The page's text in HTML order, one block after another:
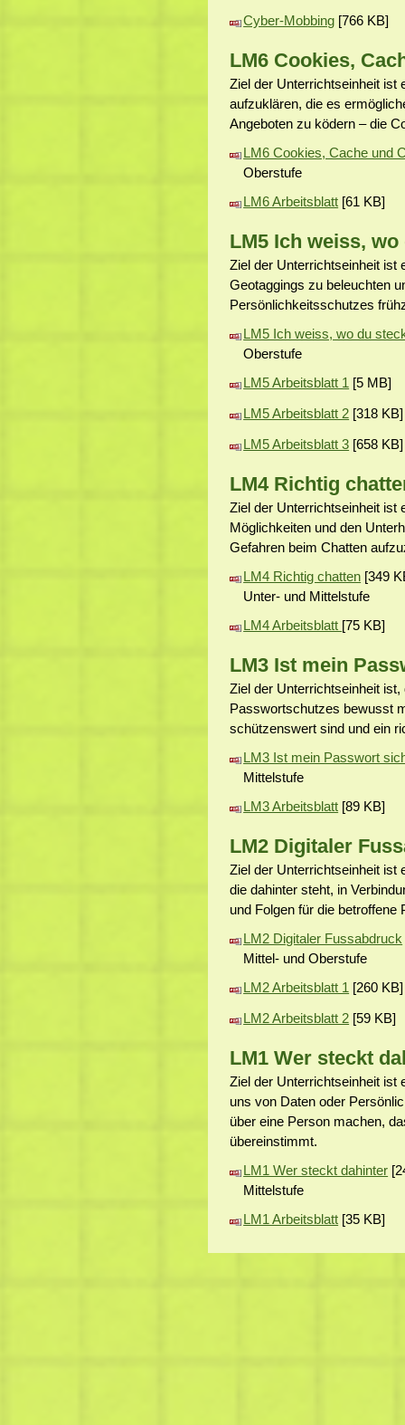
Cyber-Mobbing [766 KB]
LM6 Cookies,
Ziel der Unterrichtseinheit ist
aufzuklären, die es
Angeboten zu ködern – die
LM6 Cookies, Cache und
Oberstufe
LM6 Arbeitsblatt [61 KB]
LM5 Ich weiss,
Ziel der Unterrichtseinheit ist
Geotaggings zu beleuchten
Persönlichkeitsschutzes
LM5 Ich weiss, wo du
Oberstufe
LM5 Arbeitsblatt 1 [5 MB]
LM5 Arbeitsblatt 2 [318 KB]
LM5 Arbeitsblatt 3 [658 KB]
LM4 Richtig
Ziel der Unterrichtseinheit ist
Möglichkeiten und den
Gefahren beim Chatten
LM4 Richtig chatten [349
Unter- und Mittelstufe
LM4 Arbeitsblatt [75 KB]
LM3 Ist mein
Ziel der Unterrichtseinheit
Passwortschutzes bewusst
schützenswert sind und ein
LM3 Ist mein Passwort
Mittelstufe
LM3 Arbeitsblatt [89 KB]
LM2 Digitaler
Ziel der Unterrichtseinheit ist
die dahinter steht, in
und Folgen für die
LM2 Digitaler Fussabdruck
Mittel- und Oberstufe
LM2 Arbeitsblatt 1 [260 KB]
LM2 Arbeitsblatt 2 [59 KB]
LM1 Wer steckt
Ziel der Unterrichtseinheit ist
uns von Daten oder
über eine Person machen,
übereinstimmt.
LM1 Wer steckt dahinter
Mittelstufe
LM1 Arbeitsblatt [35 KB]